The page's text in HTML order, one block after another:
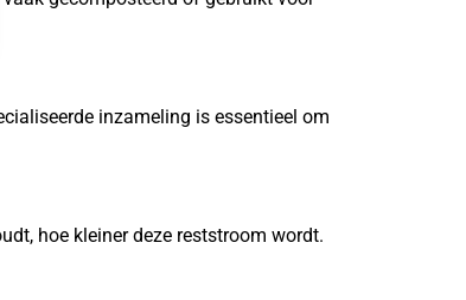
inzameling is essentieel om
hoe kleiner deze reststroom wordt.